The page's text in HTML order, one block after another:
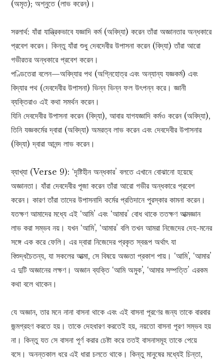
(অমৃত); অশ্নুতে (লাভ করেন)।
সরলার্থ: যাঁরা যান্ত্রিকভাবে যজ্ঞাদি কর্ম (অবিদ্যা) করেন তাঁরা অজ্ঞানতার অন্ধকারে
প্রবেশ করেন। কিন্তু যাঁরা শুধু দেবদেবীর উপাসনা করেন (বিদ্যা) তাঁরা আরো
গভীরতর অন্ধকারে প্রবেশ করেন।
পণ্ডিতেরা বলেন—অবিদ্যার পথ (অগ্নিহোত্র এবং অন্যান্য যজ্ঞকর্ম) এবং
বিদ্যার পথ (দেবদেবীর উপাসনা) ভিন্ন ভিন্ন ফল উৎপন্ন করে। জ্ঞানী
ব্যক্তিরাও এই কথা সমর্থন করেন।
যিনি দেবদেবীর উপাসনা করেন (বিদ্যা), আবার যাগযজ্ঞাদি কর্মও করেন (অবিদ্যা),
তিনি যজ্ঞকর্মের দ্বারা (অবিদ্যা) অমরত্ব লাভ করেন এবং দেবদেবীর উপাসনার
(বিদ্যা) দ্বারা আনন্দ লাভ করেন।
ব্যাখ্যা (Verse 9): ‘দৃষ্টিহীন অন্ধকার’ বলতে এখানে বোঝানো হয়েছে
অজ্ঞানতা। যাঁরা দেবদেবীর পূজা করেন তাঁরা আরো গভীর অন্ধকারে প্রবেশ
করেন। কারণ তাঁরা তাদের উপাসনাদি কর্মের প্রতিদানে পুরস্কার কামনা করেন।
যতক্ষণ আমাদের মধ্যে এই ‘আমি’ এবং ‘আমার’ বোধ থাকে ততক্ষণ আত্মজ্ঞান
লাভ করা সম্ভব নয়। যখন ‘আমি’, ‘আমার’ বলি তখন আমরা নিজেদের দেহ-মনের
সঙ্গে এক করে ফেলি। এর দ্বারা নিজেদের প্রকৃত স্বরূপ অর্থাৎ যা
বিশুদ্ধচৈতন্য, যা সকলের আত্মা, সে বিষয়ে অজ্ঞতা প্রকাশ পায়। ‘আমি’, ‘আমার’
এ দুটি অজ্ঞানের লক্ষণ। অজ্ঞান ব্যক্তি ‘আমি অমুক’, ‘আমার সম্পত্তি’ এরকম
কথা বলে থাকেন।
যে অজ্ঞান, তার মনে নানা বাসনা থাকে এবং এই বাসনা পূরণের জন্য তাকে বারবার
জন্মগ্রহণ করতে হয়। তাকে দেহধারণ করতেই হয়, নয়তো বাসনা পূরণ সম্ভব হয়
না। কিন্তু যত সে বাসনা পূর্ণ করার চেষ্টা করে ততই বাসনাসমূহ তাকে পেয়ে
বসে। অনন্তকাল ধরে এই ধারা চলতে থাকে। কিন্তু মানুষের মধ্যেই চিন্তা,